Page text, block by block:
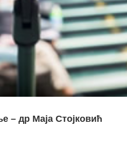
– др Маја Стојковић